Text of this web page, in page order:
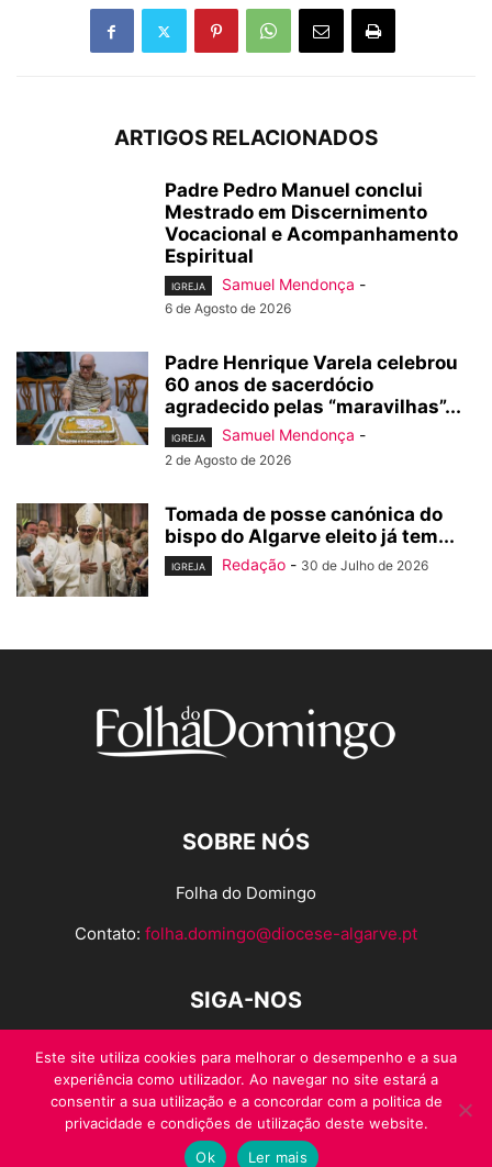
ARTIGOS RELACIONADOS
Padre Pedro Manuel conclui
Mestrado em Discernimento
Vocacional e Acompanhamento
Espiritual
IGREJA Samuel Mendonça -
6 de Agosto de 2026
Padre Henrique Varela celebrou
60 anos de sacerdócio
agradecido pelas “maravilhas”...
IGREJA Samuel Mendonça -
2 de Agosto de 2026
Tomada de posse canónica do
bispo do Algarve eleito já tem...
IGREJA Redação - 30 de Julho de 2026
SOBRE NÓS
Folha do Domingo
Contato: folha.domingo@diocese-algarve.pt
SIGA-NOS
© Folha do Domingo 2026, todos os direitos reservados.
Este site utiliza cookies para melhorar o desempenho e a sua
experiência como utilizador. Ao navegar no site estará a
consentir a sua utilização e a concordar com a politica de
privacidade e condições de utilização deste website.
Ok
Ler mais